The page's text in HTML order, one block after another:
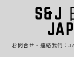
S&J
お問合せ・連絡我們：